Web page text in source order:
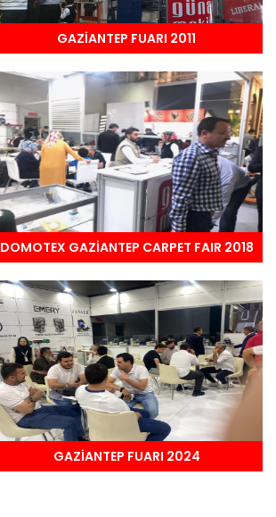
GAZİANTEP FUARI 2011
DOMOTEX GAZİANTEP CARPET FAIR 2018
GAZİANTEP FUARI 2024